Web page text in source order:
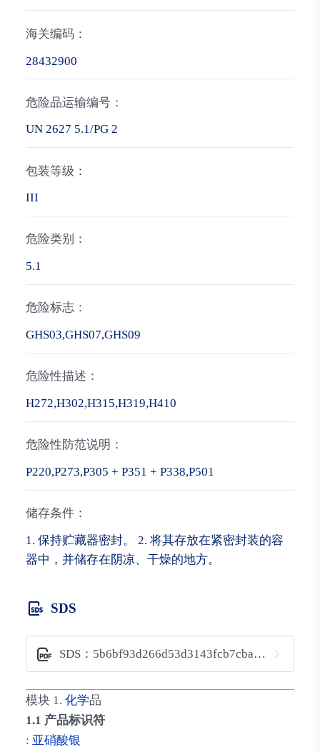
海关编码：
28432900
危险品运输编号：
UN 2627 5.1/PG 2
包装等级：
III
危险类别：
5.1
危险标志：
GHS03,GHS07,GHS09
危险性描述：
H272,H302,H315,H319,H410
危险性防范说明：
P220,P273,P305 + P351 + P338,P501
储存条件：
1. 保持贮藏器密封。 2. 将其存放在紧密封装的容
器中，并储存在阴凉、干燥的地方。
SDS
SDS：5b6bf93d266d53d3143fcb7cbaa517ff
模块 1. 化学品
1.1 产品标识符
: 亚硝酸银